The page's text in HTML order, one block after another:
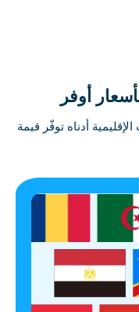
أدناه توفّر قيمة